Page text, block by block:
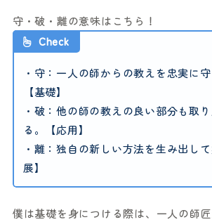
守・破・離の意味はこちら！
Check
・守：一人の師からの教えを忠実に守
【基礎】
・破：他の師の教えの良い部分も取
る。【応用】
・離：独自の新しい方法を生み出し
展】
僕は基礎を身につける際は、一人の師